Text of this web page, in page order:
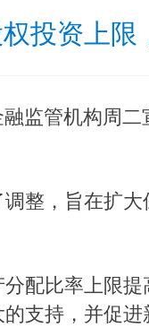
投资上限
监管机构周
整，旨在扩
配比率上限
支持，并促进